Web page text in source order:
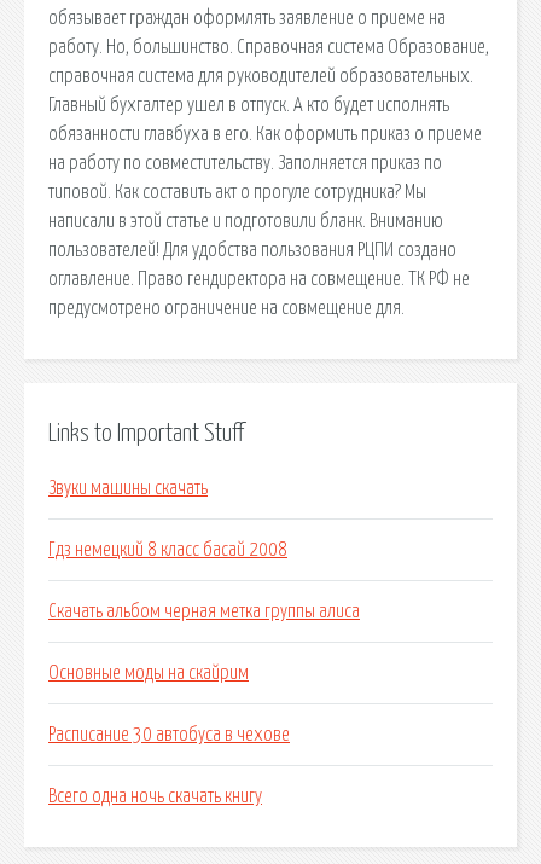
обязывает граждан оформлять заявление о приеме на
работу. Но, большинство. Справочная система Образование,
справочная система для руководителей образовательных.
Главный бухгалтер ушел в отпуск. А кто будет исполнять
обязанности главбуха в его. Как оформить приказ о приеме
на работу по совместительству. Заполняется приказ по
типовой. Как составить акт о прогуле сотрудника? Мы
написали в этой статье и подготовили бланк. Вниманию
пользователей! Для удобства пользования РЦПИ создано
оглавление. Право гендиректора на совмещение. ТК РФ не
предусмотрено ограничение на совмещение для.
Links to Important Stuff
Звуки машины скачать
Гдз немецкий 8 класс басай 2008
Скачать альбом черная метка группы алиса
Основные моды на скайрим
Расписание 30 автобуса в чехове
Всего одна ночь скачать книгу